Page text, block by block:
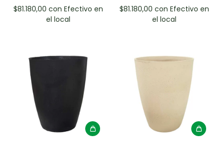
$81.180,00 con Efectivo en
el local
$81.180,00 con Efectivo en
el local